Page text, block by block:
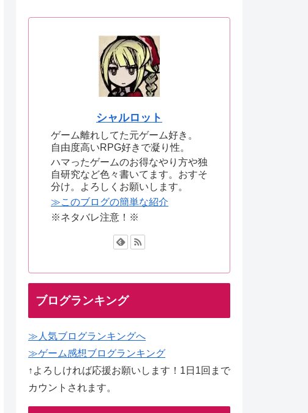
シャルロット
ゲーム離れしてた元ゲーム好き。
自由度高いRPG好きで凝り性。
ハマったゲームのお得なやり方や独
自研究など色々書いてます。おすそ
分け。よろしくお願いします。
≫このブログの簡単な紹介
※ネタバレ注意！※
ブログランキング
≫人気ブログランキングへ
≫ゲーム感想ブログランキング
↑よろしければ応援お願いします！1日1回まで
カウントされます。